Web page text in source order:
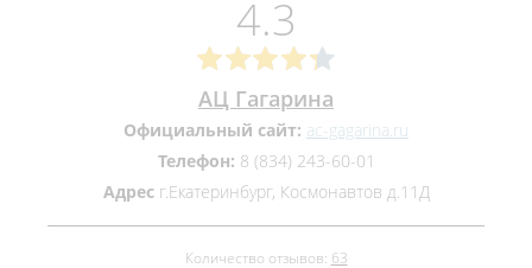
4.3
АЦ Гагарина
Официальный сайт: ac-gagarina.ru
Телефон: 8 (834) 243-60-01
Адресг.Екатеринбург, Космонавтов д.11Д
Количество отзывов: 63